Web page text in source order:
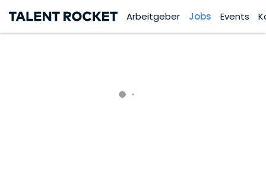
Arbeitgeber Jobs Events